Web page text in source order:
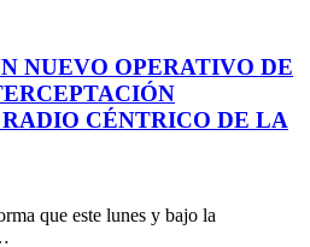
NUEVO OPERATIVO DE
CÉNTRICO DE LA
que este lunes y bajo la